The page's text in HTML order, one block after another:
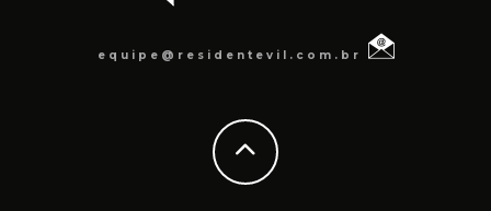
equipe@residentevil.com.br